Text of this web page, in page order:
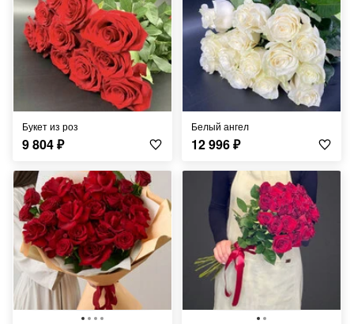
Букет из роз
9 804₽
Белый ангел
12 996₽